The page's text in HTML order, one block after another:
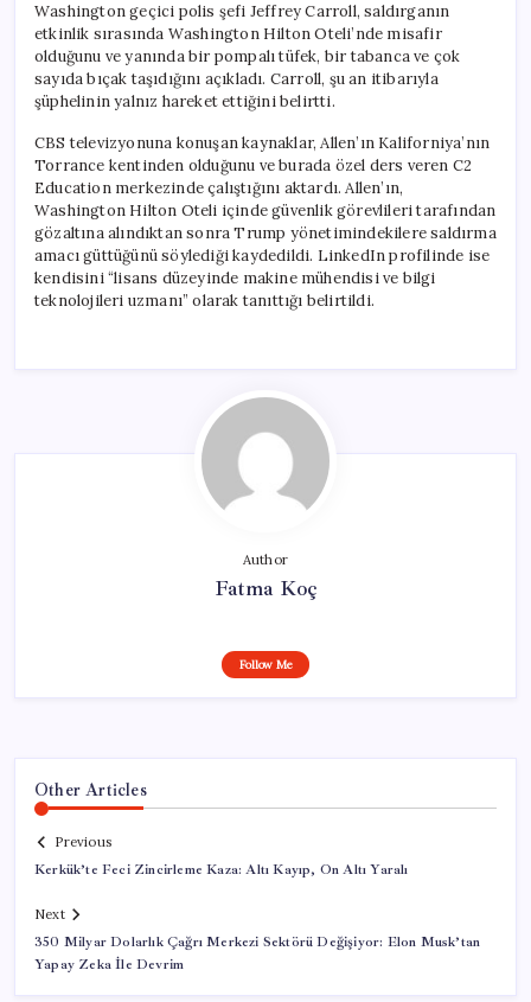
Washington geçici polis şefi Jeffrey Carroll, saldırganın
etkinlik sırasında Washington Hilton Oteli’nde misafir
olduğunu ve yanında bir pompalı tüfek, bir tabanca ve çok
sayıda bıçak taşıdığını açıkladı. Carroll, şu an itibarıyla
şüphelinin yalnız hareket ettiğini belirtti.
CBS televizyonuna konuşan kaynaklar, Allen’ın Kaliforniya’nın
Torrance kentinden olduğunu ve burada özel ders veren C2
Education merkezinde çalıştığını aktardı. Allen’ın,
Washington Hilton Oteli içinde güvenlik görevlileri tarafından
gözaltına alındıktan sonra Trump yönetimindekilere saldırma
amacı güttüğünü söylediği kaydedildi. LinkedIn profilinde ise
kendisini “lisans düzeyinde makine mühendisi ve bilgi
teknolojileri uzmanı” olarak tanıttığı belirtildi.
Author
Fatma Koç
Follow Me
Other Articles
Previous
Kerkük’te Feci Zincirleme Kaza: Altı Kayıp, On Altı Yaralı
Next
350 Milyar Dolarlık Çağrı Merkezi Sektörü Değişiyor: Elon Musk’tan
Yapay Zeka İle Devrim